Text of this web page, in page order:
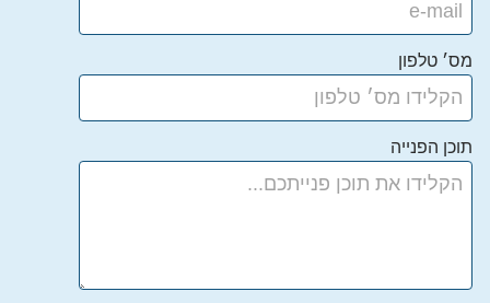
מס׳ טלפון
תוכן הפנייה